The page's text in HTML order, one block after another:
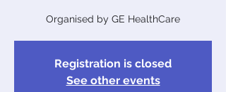
Organised by GE HealthCare
Registration is closed
See other events